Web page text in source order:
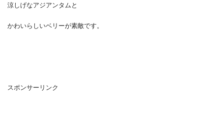
涼しげなアジアンタムと
かわいらしいベリーが素敵です。
スポンサーリンク